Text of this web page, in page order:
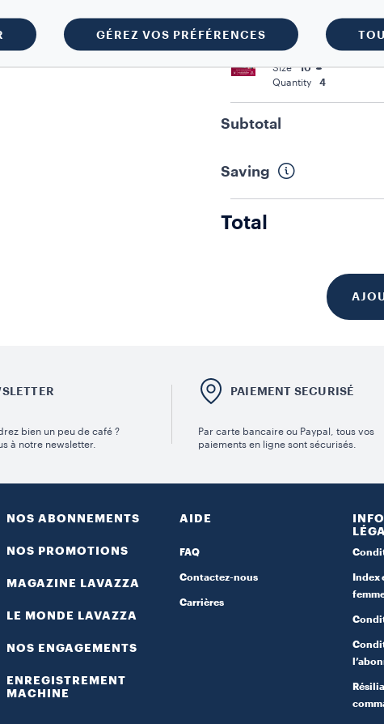
CAPSULES LAVAZZA
ORIGINAL
Tales of Napoli
Size 10
Quantity
4
Subtotal
Saving
Total
bien un peu de café ?
à notre newsletter.
PAIEMENT SECURISÉ
Par carte bancaire ou Paypal, tous vos
paiements en ligne sont sécurisés.
NOS ABONNEMENTS
NOS PROMOTIONS
MAGAZINE LAVAZZA
LE MONDE LAVAZZA
NOS ENGAGEMENTS
ENREGISTREMENT
MACHINE
AIDE
FAQ
Contactez-nous
Carrières
GÉREZ VOS PRÉFÉRENCES